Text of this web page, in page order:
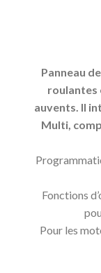
Panneau
roulantes
auvents. Il
Multi,
Fonctions
Pour les